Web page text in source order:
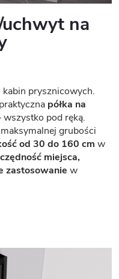
uchwyt na
kabin prysznicowych.
półka na
pod ręką.
grubości
od 30 do 160 cm w
miejsca,
zastosowanie w